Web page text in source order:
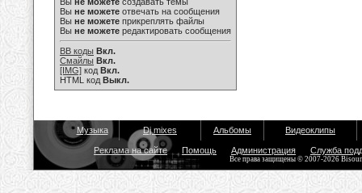
Вы не можете отвечать на сообщения
Вы не можете прикреплять файлы
Вы не можете редактировать сообщения
BB коды Вкл.
Смайлы Вкл.
[IMG] код Вкл.
HTML код Выкл.
Музыка Dj mixes Альбомы Видеоклипы
Реклама на сайте Помощь Администрация Служба
Все права защищены © 2007-2026